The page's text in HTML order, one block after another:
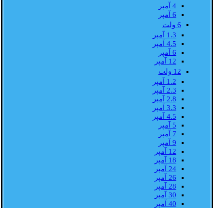
4 آمپر
6 آمپر
6 ولت
1.3 آمپر
4.5 آمپر
6 آمپر
12 آمپر
12 ولت
1.2 آمپر
2.3 آمپر
2.8 آمپر
3.3 آمپر
4.5 آمپر
5 آمپر
7 آمپر
9 آمپر
12 آمپر
18 آمپر
24 آمپر
26 آمپر
28 آمپر
30 آمپر
40 آمپر